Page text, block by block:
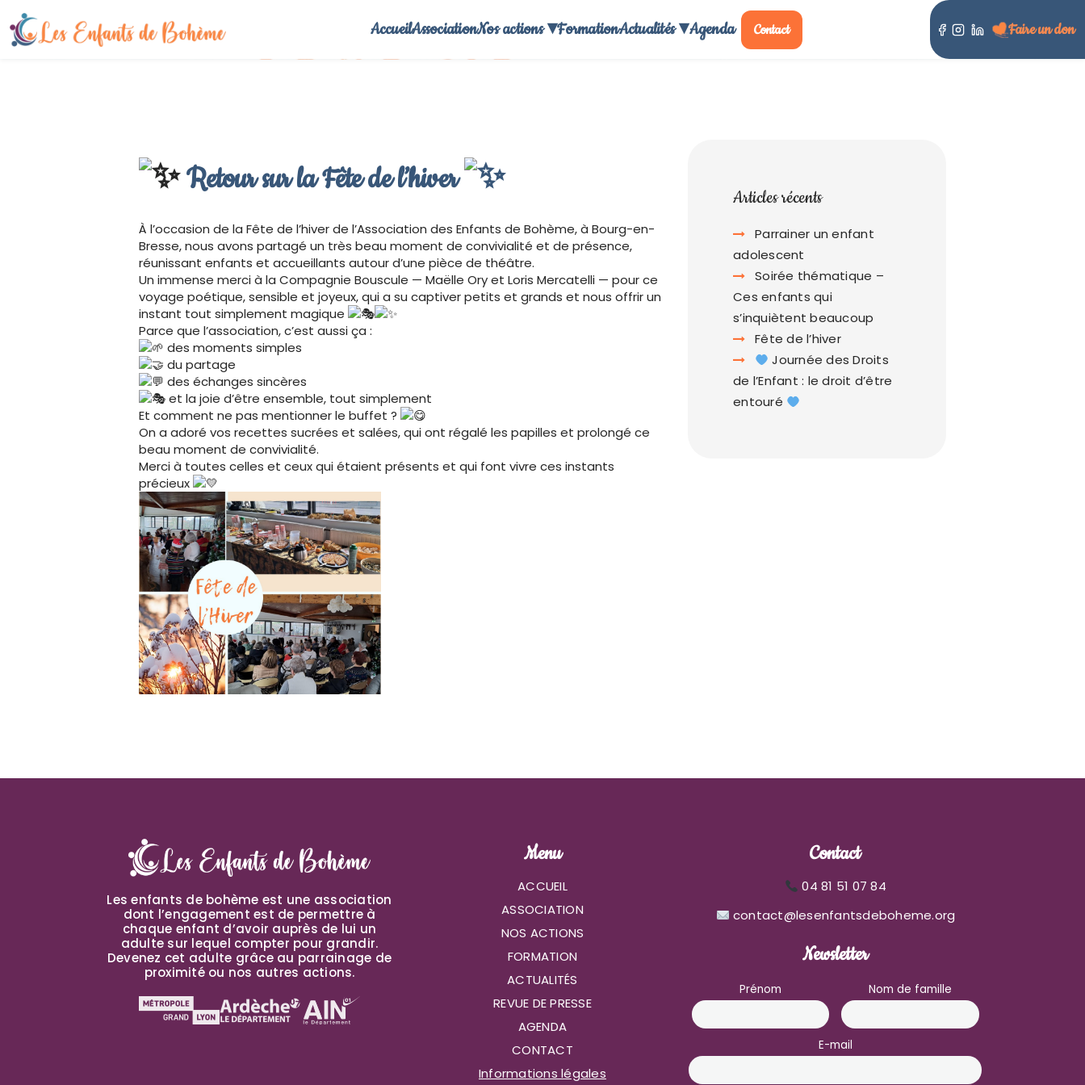
AccueilAssociationNos actions ▾FormationActualités ▾Agenda Contact Faire un don
LES ENFANTS DE BOHÈME
Retour sur la Fête de l’hiver
À l’occasion de la Fête de l’hiver de l’Association des Enfants de Bohème, à Bourg-en-
Bresse, nous avons partagé un très beau moment de convivialité et de présence,
réunissant enfants et accueillants autour d’une pièce de théâtre.
Un immense merci à la Compagnie Bouscule — Maëlle Ory et Loris Mercatelli — pour ce
voyage poétique, sensible et joyeux, qui a su captiver petits et grands et nous offrir un
instant tout simplement magique
Parce que l’association, c’est aussi ça :
des moments simples
du partage
des échanges sincères
et la joie d’être ensemble, tout simplement
Et comment ne pas mentionner le buffet ?
On a adoré vos recettes sucrées et salées, qui ont régalé les papilles et prolongé ce
beau moment de convivialité.
Merci à toutes celles et ceux qui étaient présents et qui font vivre ces instants
précieux
Articles récents
Parrainer un enfant
adolescent
Soirée thématique –
Ces enfants qui
s’inquiètent beaucoup
Fête de l’hiver
Journée des Droits
de l’Enfant : le droit d’être
entouré
Les enfants de bohème est une association
dont l’engagement est de permettre à
chaque enfant d’avoir auprès de lui un
adulte sur lequel compter pour grandir.
Devenez cet adulte grâce au parrainage de
proximité ou nos autres actions.
Menu
ACCUEIL
ASSOCIATION
NOS ACTIONS
FORMATION
ACTUALITÉS
REVUE DE PRESSE
AGENDA
CONTACT
Informations légales
Contact
04 81 51 07 84
contact@lesenfantsdeboheme.org
Newsletter
Prénom Nom de famille
E-mail